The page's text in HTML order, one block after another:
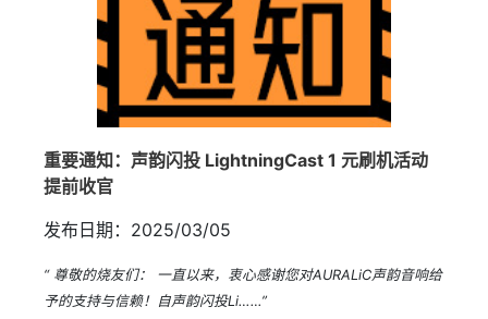
重要通知：声韵闪投 LightningCast 1 元刷机活动
提前收官
发布日期：2025/03/05
“ 尊敬的烧友们： 一直以来，衷心感谢您对AURALiC声韵音响给
予的支持与信赖！自声韵闪投Li……”